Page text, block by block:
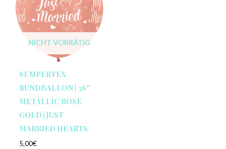
NICHT VORRÄTIG
SEMPERTEX
RUNDBALLON | 36″
METALLIC ROSE
GOLD | JUST
MARRIED HEARTS
5,00€